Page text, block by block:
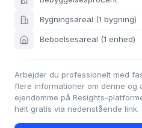
Bygningsareal (1 bygning)
Beboelsesareal (1 enhed)
Arbejder du professionelt med
flere informationer om denne og
ejendomme på Resights-
helt gratis via nedenstående link.